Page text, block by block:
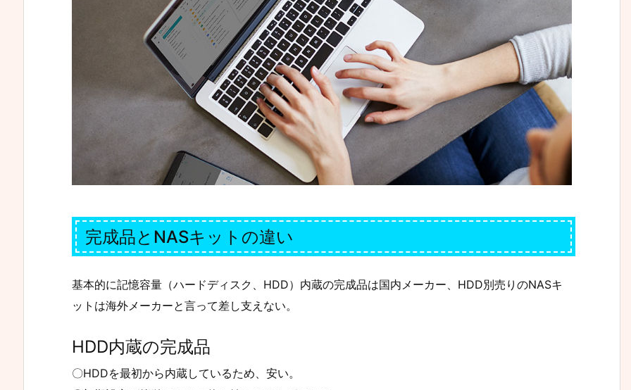
完成品とNASキットの違い
基本的に記憶容量（ハードディスク、HDD）内蔵の完成品は国内メーカー、HDD別売りのNASキ
ットは海外メーカーと言って差し支えない。
HDD内蔵の完成品
〇HDDを最初から内蔵しているため、安い。